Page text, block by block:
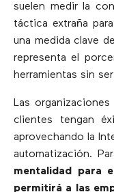
suelen medir la
táctica extraña
una medida clave
representa el
herramientas sin
Las
clientes tengan
aprovechando la
automatización.
mentalidad para
permitirá a las